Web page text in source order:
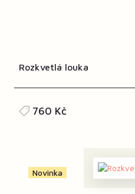
Rozkvetlá louka
760 Kč
Novinka